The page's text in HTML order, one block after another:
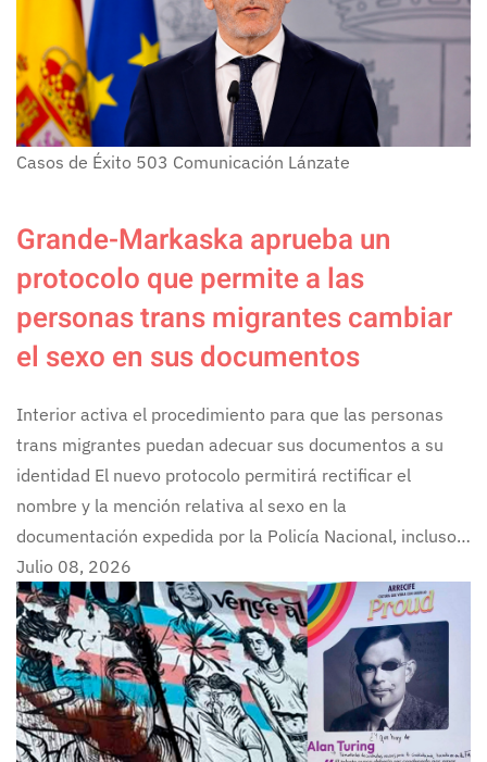
Casos de Éxito 503 Comunicación Lánzate
Grande-Markaska aprueba un
protocolo que permite a las
personas trans migrantes cambiar
el sexo en sus documentos
Interior activa el procedimiento para que las personas
trans migrantes puedan adecuar sus documentos a su
identidad El nuevo protocolo permitirá rectificar el
nombre y la mención relativa al sexo en la
documentación expedida por la Policía Nacional, incluso…
Julio 08, 2026